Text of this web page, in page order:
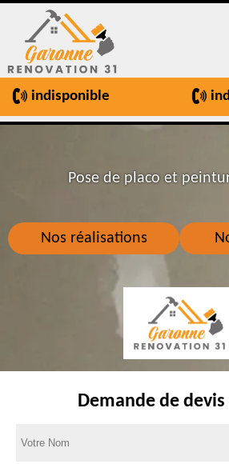
indisponible
Nos réalisations
Pose de placo et
Demande de